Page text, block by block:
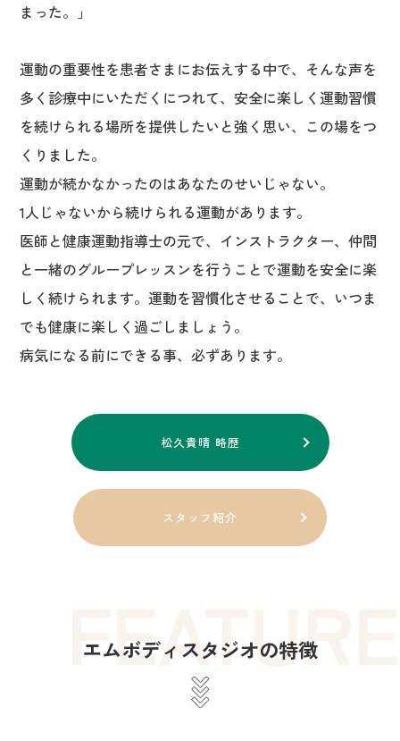
まった。」
運動の重要性を患者さまにお伝えする中で、そんな声を
多く診療中にいただくにつれて、安全に楽しく運動習慣
を続けられる場所を提供したいと強く思い、この場をつ
くりました。
運動が続かなかったのはあなたのせいじゃない。
1人じゃないから続けられる運動があります。
医師と健康運動指導士の元で、インストラクター、仲間
と一緒のグループレッスンを行うことで運動を安全に楽
しく続けられます。運動を習慣化させることで、いつま
でも健康に楽しく過ごしましょう。
病気になる前にできる事、必ずあります。
松久貴晴 略歴
スタッフ紹介
エムボディスタジオの特徴
FEATURE